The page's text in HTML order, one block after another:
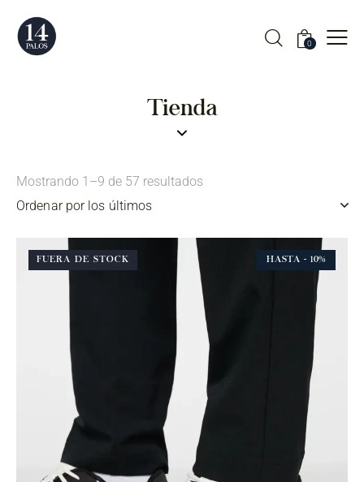
0
Tienda
Mostrando 1–9 de 57 resultados
FUERA DE STOCK HASTA - 10%